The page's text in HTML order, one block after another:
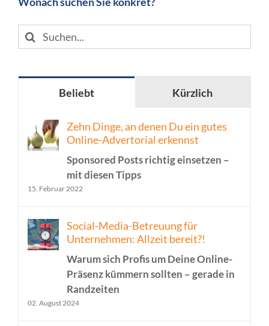
Suche
nach:
Beliebt Kürzlich
Zehn Dinge, an denen Du ein gutes
Online-Advertorial erkennst
Sponsored Posts richtig einsetzen –
mit diesen Tipps
15. Februar 2022
Social-Media-Betreuung für
Unternehmen: Allzeit bereit?!
Warum sich Profis um Deine Online-
Präsenz kümmern sollten – gerade in
Randzeiten
02. August 2024